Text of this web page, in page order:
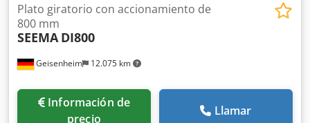
Geisenheim 12.075 km
Plato giratorio con accionamiento de
800 mm
SEEMA DI800
Información de
precio
Llamar